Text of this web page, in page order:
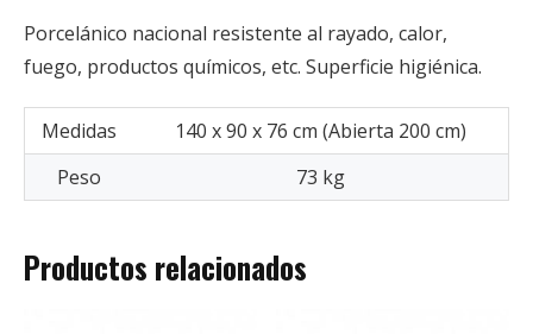
Porcelánico nacional resistente al rayado, calor,
fuego, productos químicos, etc. Superficie higiénica.
Medidas
140 x 90 x 76 cm (Abierta 200 cm)
Peso
73 kg
Productos relacionados